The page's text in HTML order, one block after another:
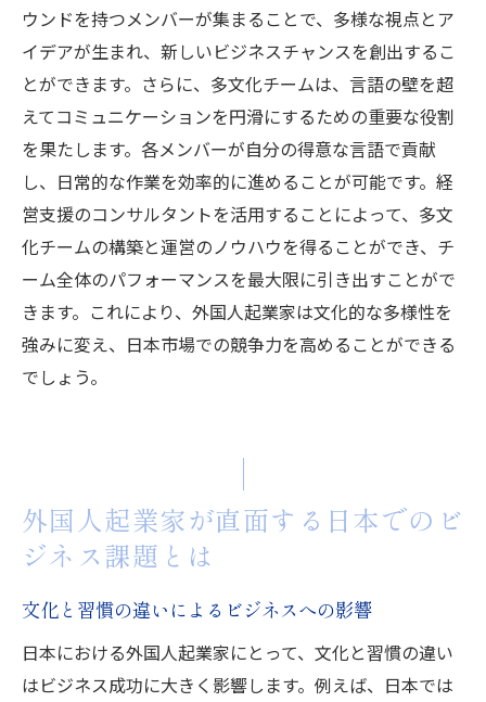
ウンドを持つメンバーが集まることで、多様な視点とア
イデアが生まれ、新しいビジネスチャンスを創出するこ
とができます。さらに、多文化チームは、言語の壁を超
えてコミュニケーションを円滑にするための重要な役割
を果たします。各メンバーが自分の得意な言語で貢献
し、日常的な作業を効率的に進めることが可能です。経
営支援のコンサルタントを活用することによって、多文
化チームの構築と運営のノウハウを得ることができ、チ
ーム全体のパフォーマンスを最大限に引き出すことがで
きます。これにより、外国人起業家は文化的な多様性を
強みに変え、日本市場での競争力を高めることができる
でしょう。
外国人起業家が直面する日本でのビ
ジネス課題とは
文化と習慣の違いによるビジネスへの影響
日本における外国人起業家にとって、文化と習慣の違い
はビジネス成功に大きく影響します。例えば、日本では